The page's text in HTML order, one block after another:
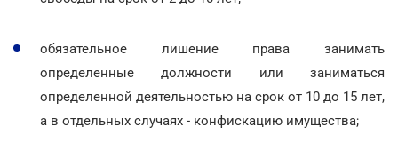
обязательное лишение права занимать
определенные должности или заниматься
определенной деятельностью на срок от 10 до 15 лет,
а в отдельных случаях - конфискацию имущества;